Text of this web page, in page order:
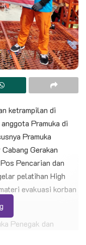
ketrampilan di
Pramuka di
Pramuka
Gerakan
Pencarian dan
pelatihan High
evakuasi korban
Penegak dan